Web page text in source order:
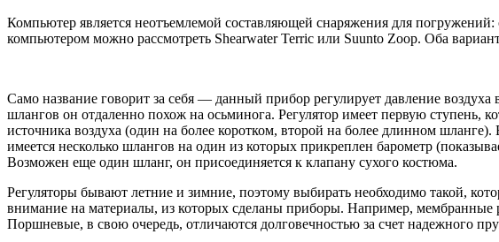
Компьютер является неотъемлемой составляющей снаряжения для
компьютером можно рассмотреть Shearwater Terric или Suunto Zoop. Оба
Само название говорит за себя — данный прибор регулирует давление
шлангов он отдаленно похож на осьминога. Регулятор имеет первую ступень,
источника воздуха (один на более коротком, второй на более длинном
имеется несколько шлангов на один из которых прикреплен барометр
Возможен еще один шланг, он присоединяется к клапану сухого костюма.
Регуляторы бывают летние и зимние, поэтому выбирать необходимо такой,
внимание на материалы, из которых сделаны приборы. Например, мембранные
Поршневые, в свою очередь, отличаются долговечностью за счет надежного